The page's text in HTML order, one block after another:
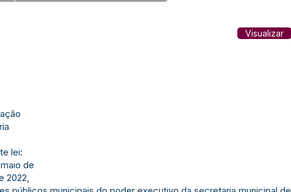
Visualizar
lei:
de
2022,